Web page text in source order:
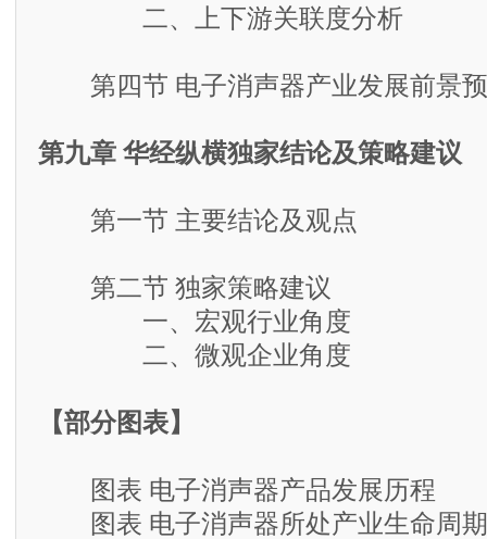
二、上下游关联度分析
第四节 电子消声器产业发展前景
第九章 华经纵横独家结论及策略建议
第一节 主要结论及观点
第二节 独家策略建议
一、宏观行业角度
二、微观企业角度
【部分图表】
图表 电子消声器产品发展历程
图表 电子消声器所处产业生命周期